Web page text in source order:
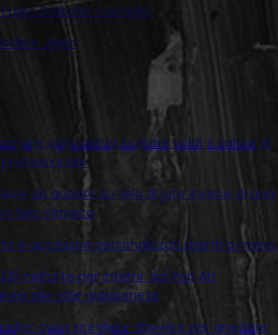
Diabolici Complici
Jigen
casa senza buttare soldi: il valore di
un quadro su tela di juta invece di una
tela classica
e accessori personalizzati dipinti a mano
nell’arte per interni: dal Pop Art
allo stile giapponese
cosa scegliere davvero per arredare